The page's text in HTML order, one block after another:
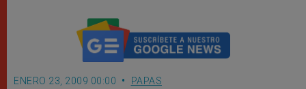
ENERO 23, 2009 00:00 PAPAS